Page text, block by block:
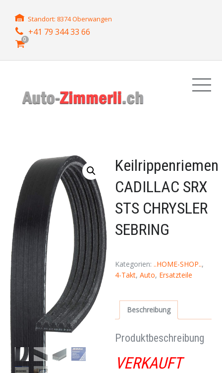
Standort: 8374 Oberwangen
+41 79 344 33 66
0
Keilrippenriemen
CADILLAC SRX
STS CHRYSLER
SEBRING
Kategorien:..HOME-SHOP..,
4-Takt,Auto, Ersatzteile
Beschreibung
Produktbeschreibung
VERKAUFT